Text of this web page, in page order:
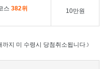
스 382위 10만원
까지 미 수령시 당첨취소됩니다.)